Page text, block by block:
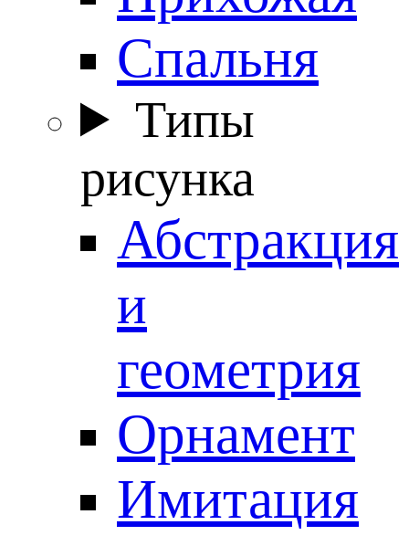
Спальня
Типы
рисунка
Абстракция
и
геометрия
Орнамент
Имитация